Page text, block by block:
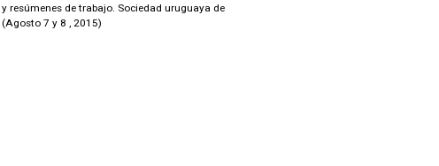
resúmenes de trabajo. Sociedad uruguaya de
7 y 8 , 2015)